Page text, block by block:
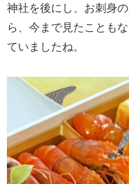
神社を後にし、お刺身
ら、今まで見たことも
ていましたね。